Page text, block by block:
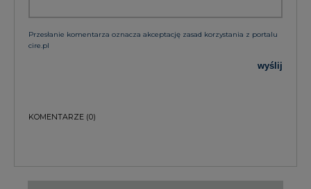
Podając adres e-mail wyrażają Państwo zgodę
na otrzymywanie treści marketingowych w